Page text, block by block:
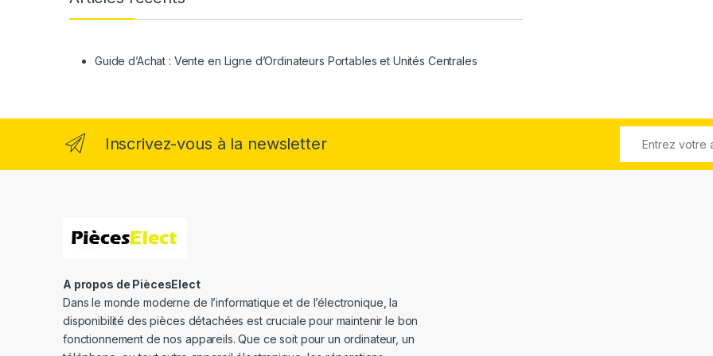
Guide d’Achat : Vente en Ligne d’Ordinateurs Portables et Unités Centrales
Inscrivez-vous à la newsletter
A propos de PiècesElect
Dans le monde moderne de l’informatique et de l’électronique, la
disponibilité des pièces détachées est cruciale pour maintenir le bon
fonctionnement de nos appareils. Que ce soit pour un ordinateur, un